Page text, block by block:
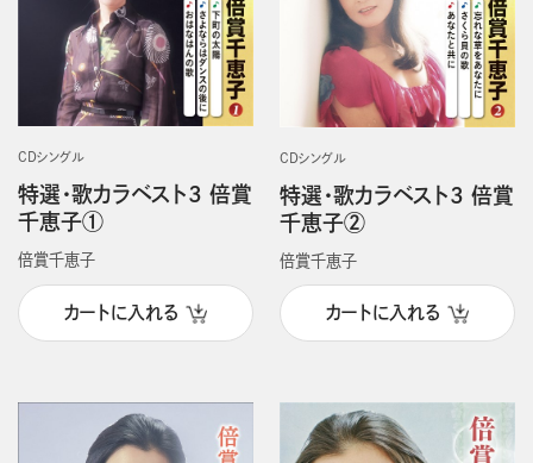
CDシングル
特選・歌カラベスト3 倍賞
千恵子①
倍賞千恵子
カートに入れる
CDシングル
特選・歌カラベスト3 倍賞
千恵子②
倍賞千恵子
カートに入れる